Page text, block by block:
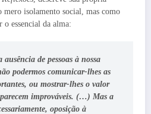
mero isolamento social, mas como
essencial da alma:
de pessoas à nossa
podermos comunicar-lhes as
ou mostrar-lhes o valor
improváveis. (…) Mas a
oposição à